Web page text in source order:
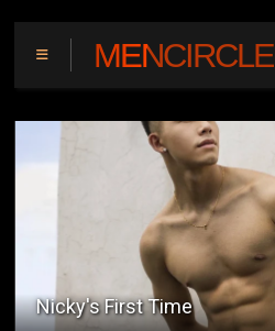
MENCIRCLE
My Girlfriend's Father